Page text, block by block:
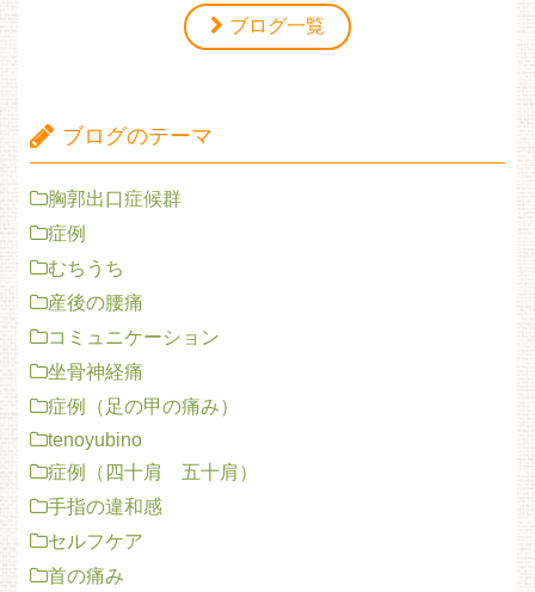
ブログ一覧
ブログのテーマ
胸郭出口症候群
症例
むちうち
産後の腰痛
コミュニケーション
坐骨神経痛
症例（足の甲の痛み）
tenoyubino
症例（四十肩 五十肩）
手指の違和感
セルフケア
首の痛み